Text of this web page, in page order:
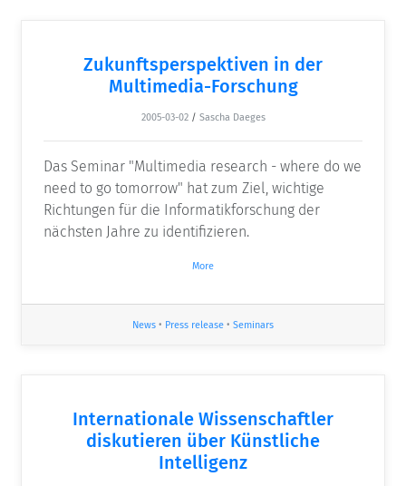
Zukunftsperspektiven in der
Multimedia-Forschung
2005-03-02 / Sascha Daeges
Das Seminar "Multimedia research - where do we
need to go tomorrow" hat zum Ziel, wichtige
Richtungen für die Informatikforschung der
nächsten Jahre zu identifizieren.
More
News • Press release • Seminars
Internationale Wissenschaftler
diskutieren über Künstliche
Intelligenz